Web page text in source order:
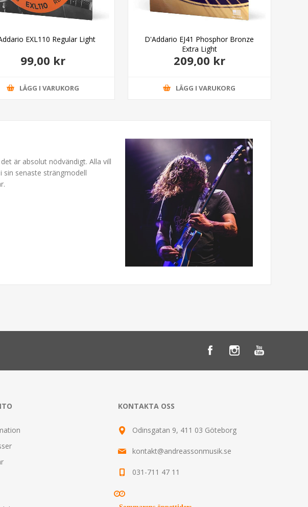
EXL110 Regular Light
99,00 kr
LÄGG I VARUKORG
D'Addario EJ41 Phosphor Bronze
Extra Light
209,00 kr
LÄGG I VARUKORG
är absolut nödvändigt. Alla vill
sin senaste strängmodell
KONTAKTA OSS
Odinsgatan 9, 411 03 Göteborg
kontakt@andreassonmusik.se
031-711 47 11